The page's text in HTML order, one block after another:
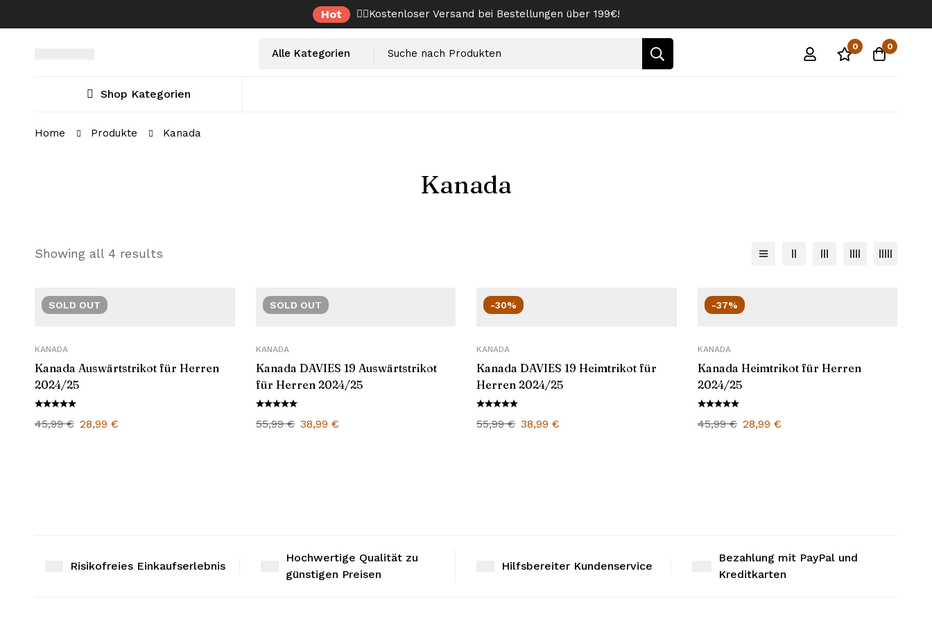
Hot ✌🏼Kostenloser Versand bei Bestellungen über 199€!
0 0
Shop Kategorien
Home Produkte Kanada
Kanada
Showing all 4 results
SOLD OUT
KANADA
Kanada Auswärtstrikot für Herren
2024/25
45,99€ 28,99 €
SOLD OUT
KANADA
Kanada DAVIES 19 Auswärtstrikot
für Herren 2024/25
55,99€ 38,99 €
-30%
KANADA
Kanada DAVIES 19 Heimtrikot für
Herren 2024/25
55,99€ 38,99 €
-37%
KANADA
Kanada Heimtrikot für Herren
2024/25
45,99€ 28,99 €
Risikofreies Einkaufserlebnis
Hochwertige Qualität zu
günstigen Preisen
Hilfsbereiter Kundenservice
Bezahlung mit PayPal und
Kreditkarten